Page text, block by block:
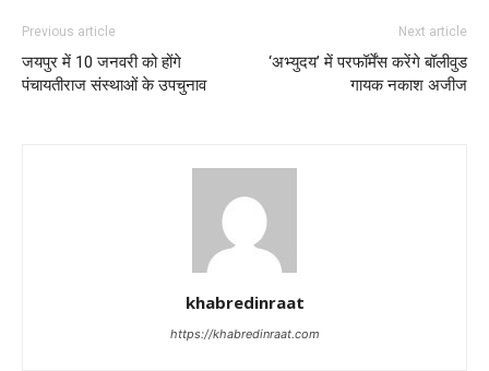
Previous article
जयपुर में 10 जनवरी को होंगे
पंचायतीराज संस्थाओं के उपचुनाव
Next article
‘अभ्युदय’ में परफॉर्मेंस करेंगे बॉलीवुड
गायक नकाश अजीज
khabredinraat
https://khabredinraat.com